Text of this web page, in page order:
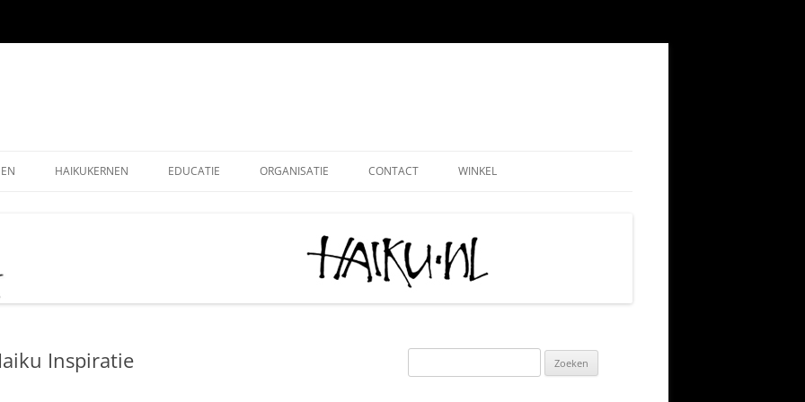
OUDE EDITIES
– KUKAI
HAIKUKERNEN EDUCATIE ORGANISATIE
HAIKU STICHTING NEDERLAND
MONOKU HAIKUWEDSTRIJD: PAUL
MERCKEN AANMOEDIGINGSPRIJS
CONTACT
LEDENADMINISTRATIE
LIDMAATSCHAP
WINKEL
MIJN ACCOUNT
CONTRIBUTIE HKN
Inspiratie
naar: